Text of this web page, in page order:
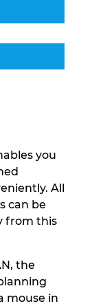
you
All
can be
from this
the
mouse in